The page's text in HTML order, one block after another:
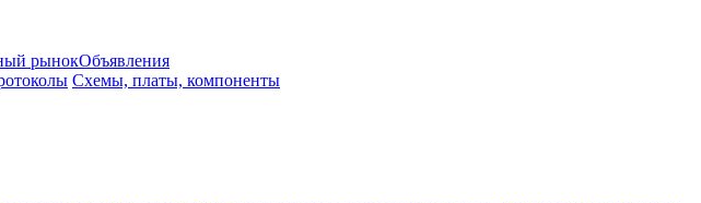
рынокОбъявления
Схемы, платы, компоненты